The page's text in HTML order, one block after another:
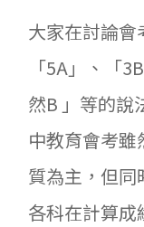
大家在討論會
「5A」、「
然B 」等的說
中教育會考
質為主，但
各科在計算